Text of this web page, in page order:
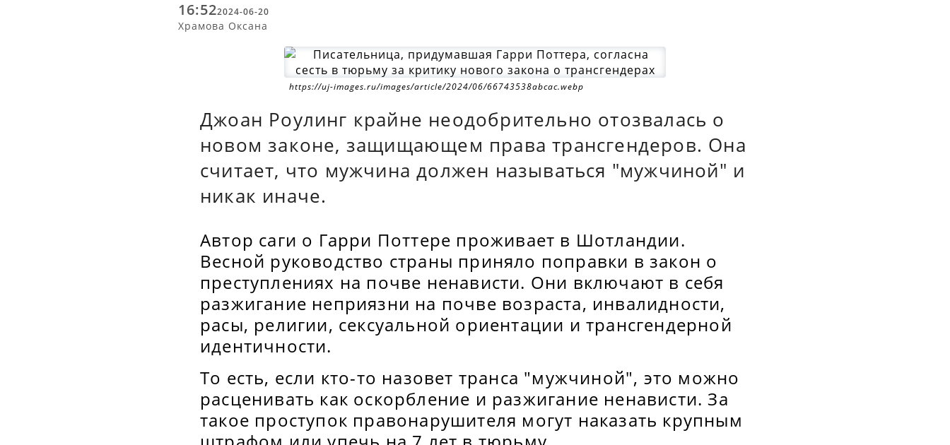
16:522024-06-20
Храмова Оксана
https://uj-images.ru/images/article/2024/06/66743538abcac.webp
Джоан Роулинг крайне неодобрительно отозвалась о
новом законе, защищающем права трансгендеров. Она
считает, что мужчина должен называться "мужчиной" и
никак иначе.
Автор саги о Гарри Поттере проживает в Шотландии.
Весной руководство страны приняло поправки в закон о
преступлениях на почве ненависти. Они включают в себя
разжигание неприязни на почве возраста, инвалидности,
расы, религии, сексуальной ориентации и трансгендерной
идентичности.
То есть, если кто-то назовет транса "мужчиной", это можно
расценивать как оскорбление и разжигание ненависти. За
такое проступок правонарушителя могут наказать крупным